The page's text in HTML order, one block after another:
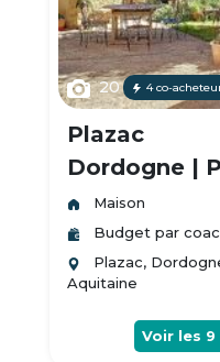
20 4 co-
Plazac
Dordogne |
Maison
Budget par
Plazac,
Aquitaine
Voir les 9